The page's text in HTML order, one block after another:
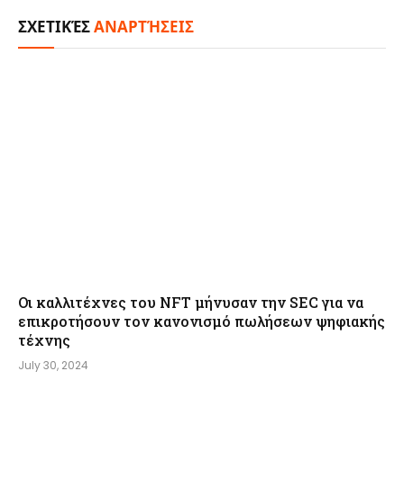
ΣΧΕΤΙΚΈΣΑΝΑΡΤΉΣΕΙΣ
Οι καλλιτέχνες του NFT μήνυσαν την SEC για να
επικροτήσουν τον κανονισμό πωλήσεων ψηφιακής
τέχνης
July 30, 2024